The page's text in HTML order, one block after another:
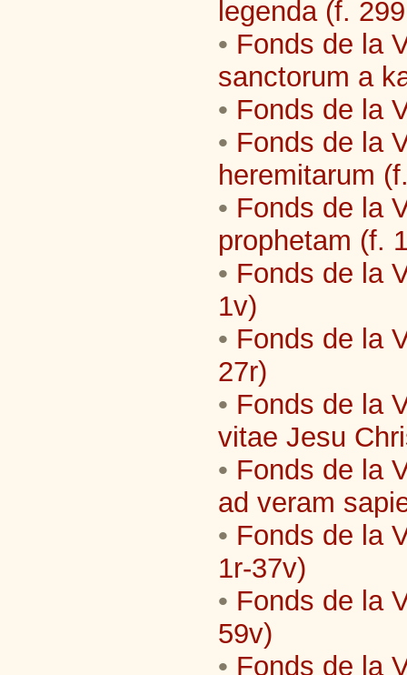
legenda (f.
• Fonds de la
sanctorum a
• Fonds de la
• Fonds de la
heremitarum
• Fonds de la
prophetam (f.
• Fonds de la
1v)
• Fonds de la
27r)
• Fonds de la
vitae Jesu
• Fonds de la
ad veram
• Fonds de la
1r-37v)
• Fonds de la
59v)
• Fonds de la